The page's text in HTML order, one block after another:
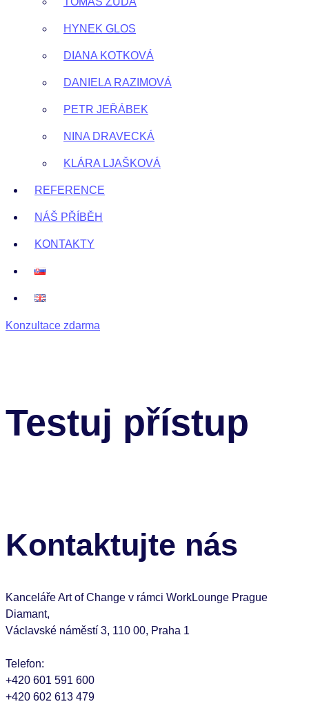
HYNEK GLOS
DIANA KOTKOVÁ
DANIELA RAZIMOVÁ
PETR JEŘÁBEK
NINA DRAVECKÁ
KLÁRA LJAŠKOVÁ
REFERENCE
NÁŠ PŘÍBĚH
KONTAKTY
Konzultace zdarma
Testuj přístup
Kontaktujte nás
Kanceláře Art of Change v rámci WorkLounge Prague
Diamant,
Václavské náměstí 3, 110 00, Praha 1
Telefon:
+420 601 591 600
+420 602 613 479